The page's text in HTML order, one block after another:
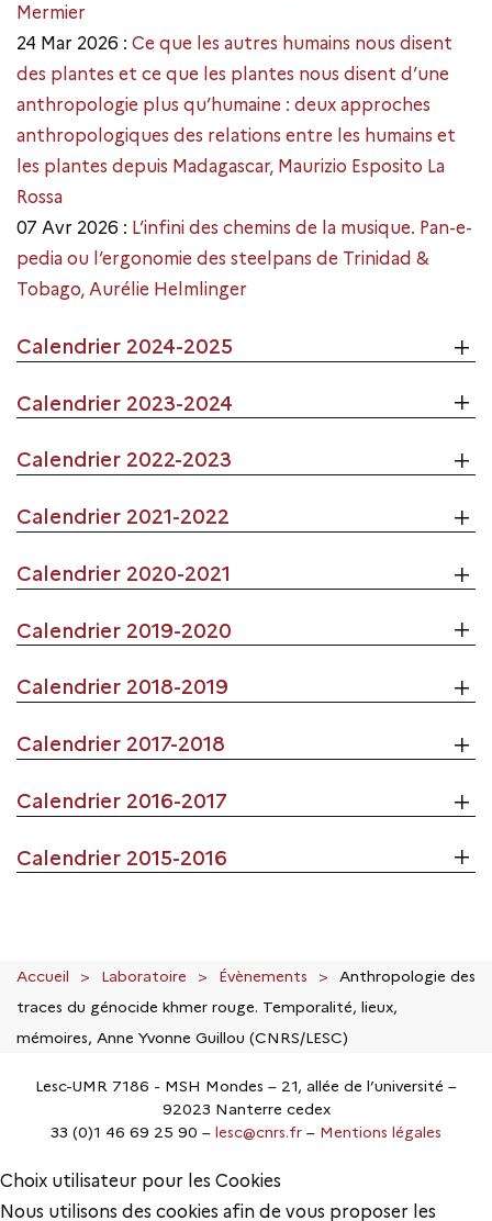
Mermier
24 Mar 2026 : Ce que les autres humains nous disent
des plantes et ce que les plantes nous disent d’une
anthropologie plus qu’humaine : deux approches
anthropologiques des relations entre les humains et
les plantes depuis Madagascar, Maurizio Esposito La
Rossa
07 Avr 2026 : L’infini des chemins de la musique. Pan-e-
pedia ou l’ergonomie des steelpans de Trinidad &
Tobago, Aurélie Helmlinger
Calendrier 2024-2025
Calendrier 2023-2024
Calendrier 2022-2023
Calendrier 2021-2022
Calendrier 2020-2021
Calendrier 2019-2020
Calendrier 2018-2019
Calendrier 2017-2018
Calendrier 2016-2017
Calendrier 2015-2016
Accueil Laboratoire Évènements
Anthropologie des
traces du génocide khmer rouge. Temporalité, lieux,
mémoires, Anne Yvonne Guillou (CNRS/LESC)
Lesc-UMR 7186 - MSH Mondes – 21, allée de l’université –
92023 Nanterre cedex
33 (0)1 46 69 25 90 – lesc@cnrs.fr – Mentions légales
Choix utilisateur pour les Cookies
Nous utilisons des cookies afin de vous proposer les